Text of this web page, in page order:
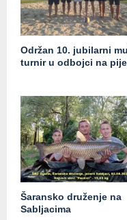
Održan 10. jubilarni
turnir u odbojci na
Šaransko druženje na
Sabljacima